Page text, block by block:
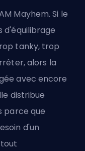
Mayhem. Si le
d'équilibrage
tanky, trop
alors la
avec encore
distribue
parce que
d'un